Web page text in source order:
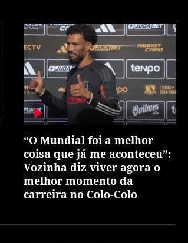
“O Mundial foi a melhor
coisa que já me aconteceu”:
Vozinha diz viver agora o
melhor momento da
carreira no Colo-Colo